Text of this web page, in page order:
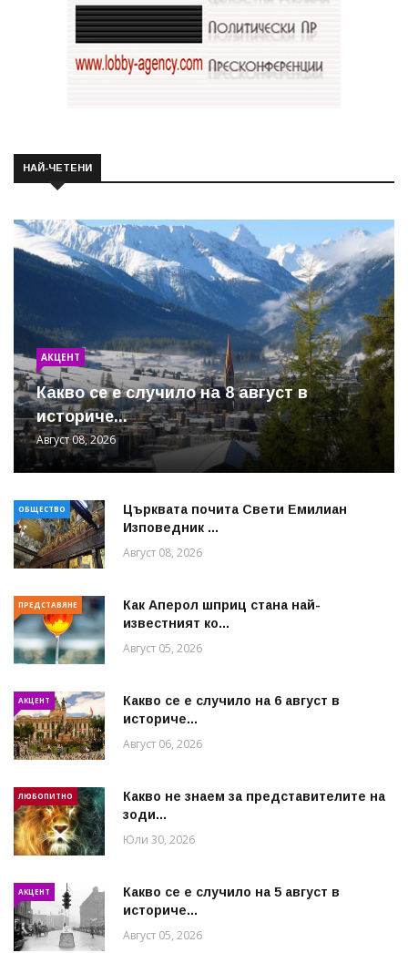
НАЙ-ЧЕТЕНИ
АКЦЕНТ
Какво се е случило на 8 август в
историче...
Август 08, 2026
ОБЩЕСТВО
Църквата почита Свeти Емилиан
Изповедник ...
Август 08, 2026
ПРЕДСТАВЯНЕ
Как Аперол шприц стана най-
известният ко...
Август 05, 2026
АКЦЕНТ
Какво се е случило на 6 август в
историче...
Август 06, 2026
ЛЮБОПИТНО
Какво не знаем за представителите на
зоди...
Юли 30, 2026
АКЦЕНТ
Какво се е случило на 5 август в
историче...
Август 05, 2026